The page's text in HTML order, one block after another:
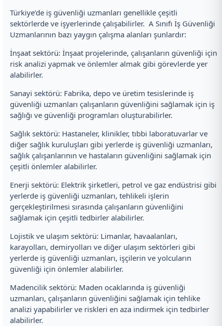
Türkiye’de iş güvenliği uzmanları genellikle çeşitli
sektörlerde ve işyerlerinde çalışabilirler. A Sınıfı İş Güvenliği
Uzmanlarının bazı yaygın çalışma alanları şunlardır:
İnşaat sektörü: İnşaat projelerinde, çalışanların güvenliği için
risk analizi yapmak ve önlemler almak gibi görevlerde yer
alabilirler.
Sanayi sektörü: Fabrika, depo ve üretim tesislerinde iş
güvenliği uzmanları çalışanların güvenliğini sağlamak için iş
sağlığı ve güvenliği programları oluşturabilirler.
Sağlık sektörü: Hastaneler, klinikler, tıbbi laboratuvarlar ve
diğer sağlık kuruluşları gibi yerlerde iş güvenliği uzmanları,
sağlık çalışanlarının ve hastaların güvenliğini sağlamak için
çeşitli önlemler alabilirler.
Enerji sektörü: Elektrik şirketleri, petrol ve gaz endüstrisi gibi
yerlerde iş güvenliği uzmanları, tehlikeli işlerin
gerçekleştirilmesi sırasında çalışanların güvenliğini
sağlamak için çeşitli tedbirler alabilirler.
Lojistik ve ulaşım sektörü: Limanlar, havaalanları,
karayolları, demiryolları ve diğer ulaşım sektörleri gibi
yerlerde iş güvenliği uzmanları, işçilerin ve yolcuların
güvenliği için önlemler alabilirler.
Madencilik sektörü: Maden ocaklarında iş güvenliği
uzmanları, çalışanların güvenliğini sağlamak için tehlike
analizi yapabilirler ve riskleri en aza indirmek için tedbirler
alabilirler.